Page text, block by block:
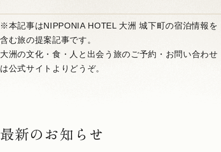
※本記事はNIPPONIA HOTEL 大洲 城下町の宿泊情報を
含む旅の提案記事です。
大洲の文化・食・人と出会う旅のご予約・お問い合わせ
は公式サイトよりどうぞ。
最新のお知らせ